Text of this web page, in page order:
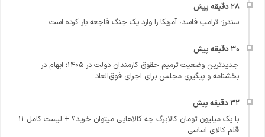
سندرز: ترامپ فاسد، آمریکا را وارد یک جنگ فاجعه بار کرده است
جدیدترین وضعیت ترمیم حقوق کارمندان دولت در ۱۴۰۵؛ ابهام در
بخشنامه و پیگیری مجلس برای اجرای فوق‌العاد...
با یک میلیون تومان کالابرگ چه کالاهایی میتوان خرید؟ + لیست کامل ۱۱
قلم کالای اساسی